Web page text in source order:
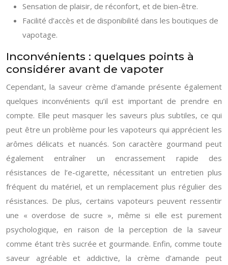
Sensation de plaisir, de réconfort, et de bien-être.
Facilité d’accès et de disponibilité dans les boutiques de
vapotage.
Inconvénients : quelques points à
considérer avant de vapoter
Cependant, la saveur crème d’amande présente également
quelques inconvénients qu’il est important de prendre en
compte. Elle peut masquer les saveurs plus subtiles, ce qui
peut être un problème pour les vapoteurs qui apprécient les
arômes délicats et nuancés. Son caractère gourmand peut
également entraîner un encrassement rapide des
résistances de l’e-cigarette, nécessitant un entretien plus
fréquent du matériel, et un remplacement plus régulier des
résistances. De plus, certains vapoteurs peuvent ressentir
une « overdose de sucre », même si elle est purement
psychologique, en raison de la perception de la saveur
comme étant très sucrée et gourmande. Enfin, comme toute
saveur agréable et addictive, la crème d’amande peut